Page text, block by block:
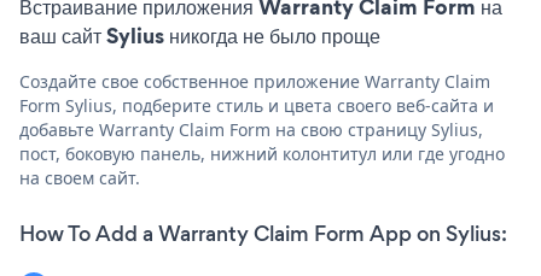
Встраивание приложения Warranty Claim Form на
ваш сайт Sylius никогда не было проще
Создайте свое собственное приложение Warranty Claim
Form Sylius, подберите стиль и цвета своего веб-сайта и
добавьте Warranty Claim Form на свою страницу Sylius,
пост, боковую панель, нижний колонтитул или где угодно
на своем сайт.
How To Add a Warranty Claim Form App on Sylius: